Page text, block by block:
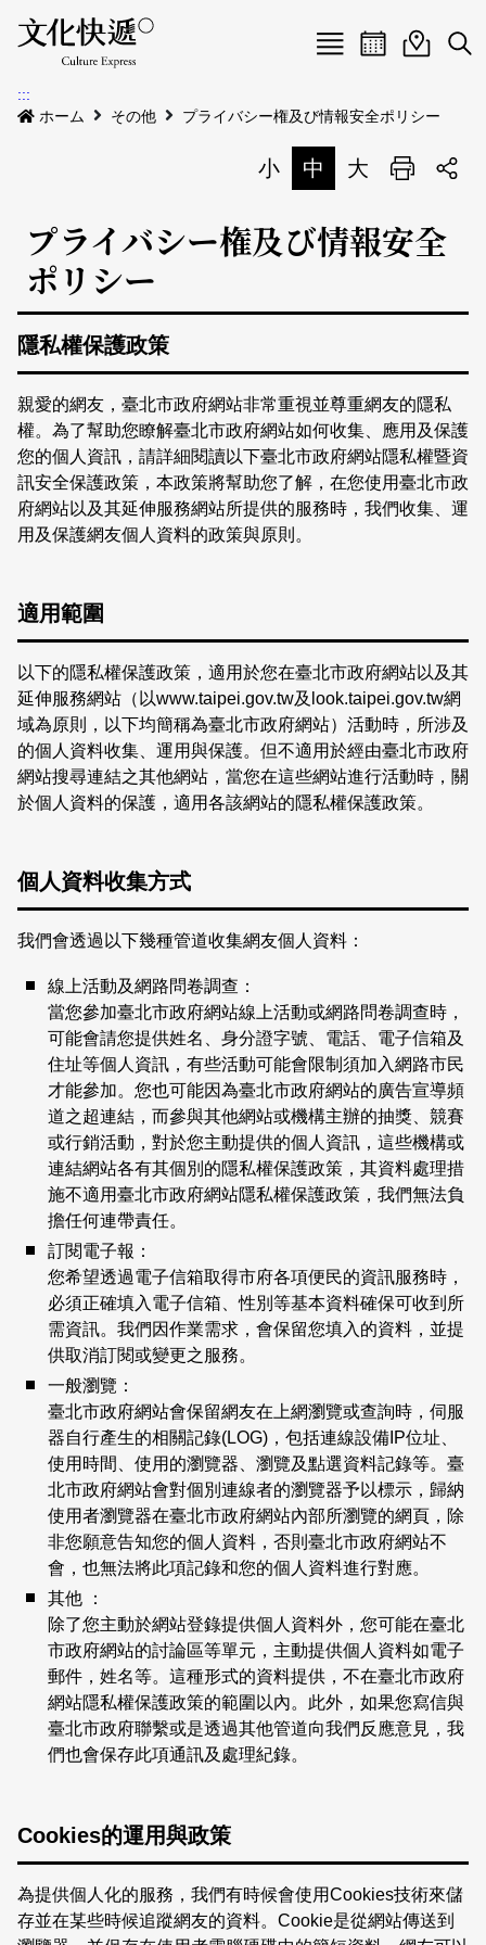
Menu
新着公告
会場地図
イベントリスト
イベントカレンダー
地図検索
私たちについて
私たちについて
サイトマップ
English
イベントカレ
イベン検
:::
ホーム
その他 プライバシー権及び情報安全ポリシー
小 中 大 印刷
プライバシー権及び情報安全
ポリシー
隱私權保護政策
親愛的網友，臺北市政府網站非常重視並尊重網友的隱私
權。為了幫助您瞭解臺北市政府網站如何收集、應用及保護
您的個人資訊，請詳細閱讀以下臺北市政府網站隱私權暨資
訊安全保護政策，本政策將幫助您了解，在您使用臺北市政
府網站以及其延伸服務網站所提供的服務時，我們收集、運
用及保護網友個人資料的政策與原則。
適用範圍
以下的隱私權保護政策，適用於您在臺北市政府網站以及其
延伸服務網站（以www.taipei.gov.tw及look.taipei.gov.tw網
域為原則，以下均簡稱為臺北市政府網站）活動時，所涉及
的個人資料收集、運用與保護。但不適用於經由臺北市政府
網站搜尋連結之其他網站，當您在這些網站進行活動時，關
於個人資料的保護，適用各該網站的隱私權保護政策。
個人資料收集方式
我們會透過以下幾種管道收集網友個人資料：
線上活動及網路問卷調查：
當您參加臺北市政府網站線上活動或網路問卷調查時，
可能會請您提供姓名、身分證字號、電話、電子信箱及
住址等個人資訊，有些活動可能會限制須加入網路市民
才能參加。您也可能因為臺北市政府網站的廣告宣導頻
道之超連結，而參與其他網站或機構主辦的抽獎、競賽
或行銷活動，對於您主動提供的個人資訊，這些機構或
連結網站各有其個別的隱私權保護政策，其資料處理措
施不適用臺北市政府網站隱私權保護政策，我們無法負
擔任何連帶責任。
訂閱電子報：
您希望透過電子信箱取得市府各項便民的資訊服務時，
必須正確填入電子信箱、性別等基本資料確保可收到所
需資訊。我們因作業需求，會保留您填入的資料，並提
供取消訂閱或變更之服務。
一般瀏覽：
臺北市政府網站會保留網友在上網瀏覽或查詢時，伺服
器自行產生的相關記錄(LOG)，包括連線設備IP位址、
使用時間、使用的瀏覽器、瀏覽及點選資料記錄等。臺
北市政府網站會對個別連線者的瀏覽器予以標示，歸納
使用者瀏覽器在臺北市政府網站內部所瀏覽的網頁，除
非您願意告知您的個人資料，否則臺北市政府網站不
會，也無法將此項記錄和您的個人資料進行對應。
其他 ：
除了您主動於網站登錄提供個人資料外，您可能在臺北
市政府網站的討論區等單元，主動提供個人資料如電子
郵件，姓名等。這種形式的資料提供，不在臺北市政府
網站隱私權保護政策的範圍以內。此外，如果您寫信與
臺北市政府聯繫或是透過其他管道向我們反應意見，我
們也會保存此項通訊及處理紀錄。
Cookies的運用與政策
為提供個人化的服務，我們有時候會使用Cookies技術來儲
存並在某些時候追蹤網友的資料。Cookie是從網站傳送到